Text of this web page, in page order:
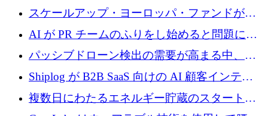
タートアップをシリーズAからBまで支援する
ために2億5,000万ドルのファンドIVを閉鎖
スケールアップ・ヨーロッパ・ファンドが初
の投資を行い、Iceeyeの10億ユーロのラウンド
を共同主導
AI が PR チームのふりをし始めると問題にな
ります
パッシブドローン検出の需要が高まる中、
Monava が資金調達ラウンドを終了
Shiplog が B2B SaaS 向けの AI 顧客インテリ
ジェンスを構築するために 100 万ドルを調達
複数日にわたるエネルギー貯蔵のスタートア
ップ、Ore Energy が新たな投資ラウンドで